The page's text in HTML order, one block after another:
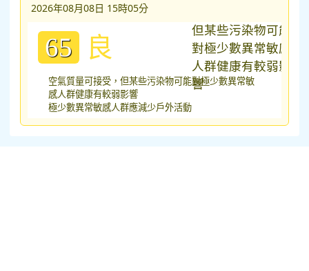
2026年08月08日 15時05分
65 良
空氣質量可接受，但某些污染物可能對極少數異常敏
感人群健康有較弱影響
極少數異常敏感人群應減少戶外活動